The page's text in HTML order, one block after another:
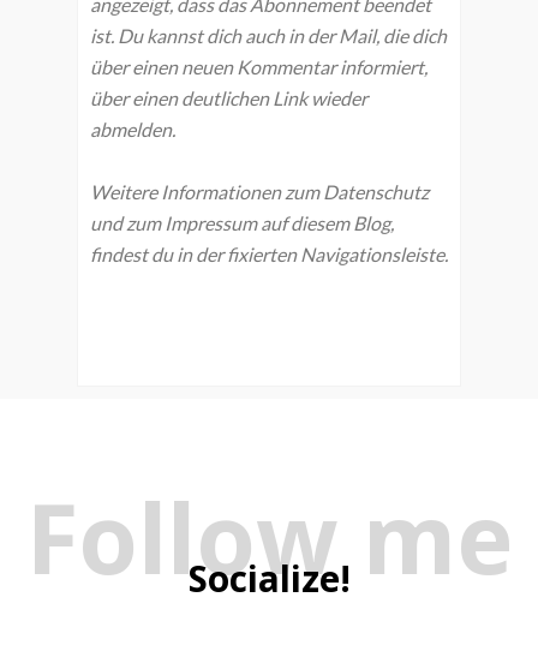
ist. Du kannst dich auch in der Mail, die dich
über einen neuen Kommentar informiert,
über einen deutlichen Link wieder
abmelden.
Weitere Informationen zum Datenschutz
und zum Impressum auf diesem Blog,
findest du in der fixierten Navigationsleiste.
Follow me
Socialize!